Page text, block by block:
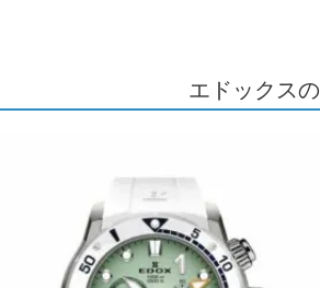
エドックス